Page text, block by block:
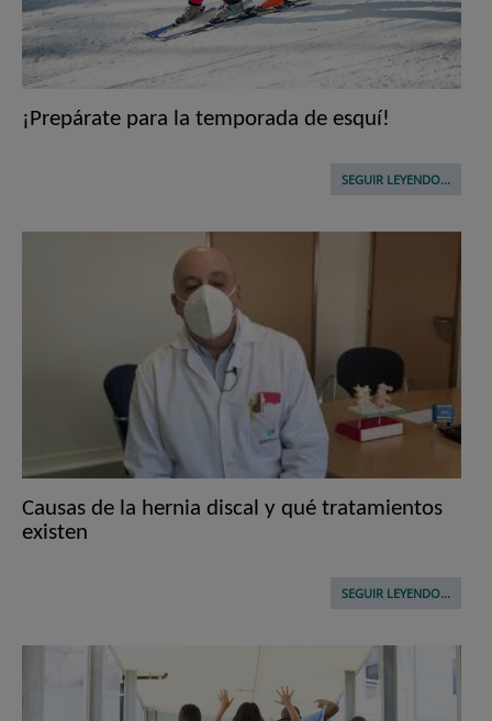
¡Prepárate para la temporada de esquí!
SEGUIR LEYENDO...
Causas de la hernia discal y qué tratamientos
existen
SEGUIR LEYENDO...